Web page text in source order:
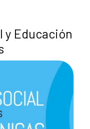
y Educación